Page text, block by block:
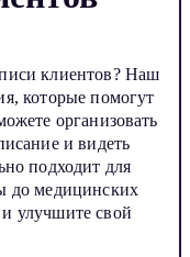
клиентов? Наш
которые помогут
организовать
и видеть
подходит для
до медицинских
улучшите свой